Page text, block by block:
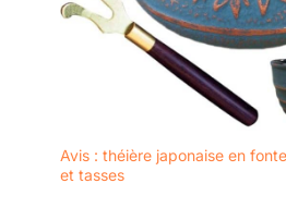
Avis : théière japonaise en
et tasses